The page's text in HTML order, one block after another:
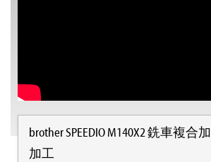
brother SPEEDIO M140X2 銑車複合
加工